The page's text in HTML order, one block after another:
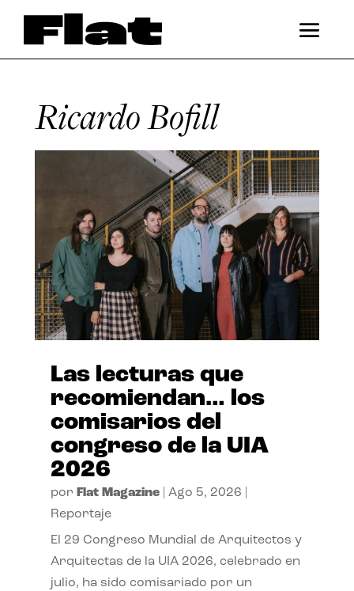
Ricardo Bofill
Las lecturas que
recomiendan… los
comisarios del
congreso de la UIA
2026
por Flat Magazine| Ago 5, 2026
Reportaje
El 29 Congreso Mundial de Arquitectos y
Arquitectas de la UIA 2026, celebrado en
julio, ha sido comisariado por un